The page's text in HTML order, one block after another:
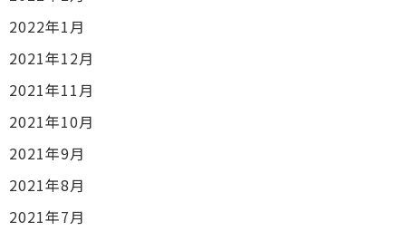
2022年1月
2021年12月
2021年11月
2021年10月
2021年9月
2021年8月
2021年7月